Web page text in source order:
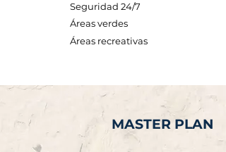
Seguridad 24/7
Áreas verdes
Áreas recreativas
MASTER PLAN